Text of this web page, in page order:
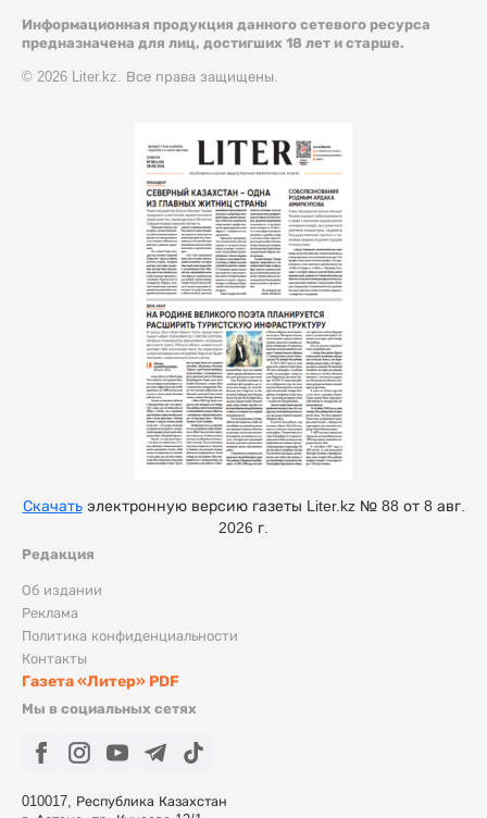
Информационная продукция данного сетевого ресурса
предназначена для лиц, достигших 18 лет и старше.
© 2026 Liter.kz. Все права защищены.
Редакция
Об издании
Реклама
Политика конфиденциальности
Контакты
Газета «Литер» PDF
Мы в социальных сетях
010017, Республика Казахстан
Скачатьэлектронную версию газеты Liter.kz № 88 от 8 авг.
2026 г.